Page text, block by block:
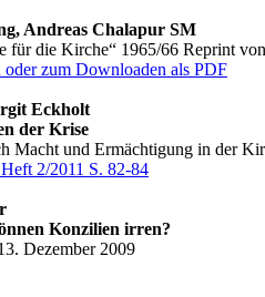
Andreas Chalapur SM
für die Kirche“ 1965/66 Reprint von
oder zum Downloaden als PDF
Eckholt
der Krise
Macht und Ermächtigung in der
2/2011 S. 82-84
Konzilien irren?
Dezember 2009